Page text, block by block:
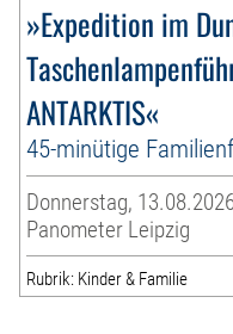
»Expedition im
ANTARKTIS«
45-minütige
Donnerstag,
Panometer Leipzig
Rubrik: Kinder & Familie